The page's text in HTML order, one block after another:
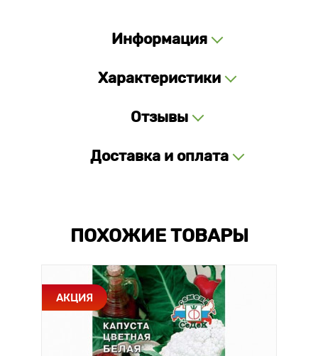
Информация
Характеристики
Отзывы
Доставка и оплата
ПОХОЖИЕ ТОВАРЫ
АКЦИЯ